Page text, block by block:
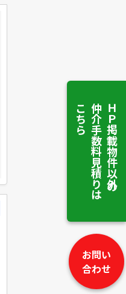
ＨＰ掲載物件以外の
仲介手数料見積りは
こちら
お問い
合わせ